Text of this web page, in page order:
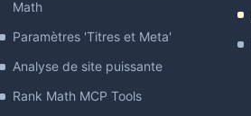
Math
Paramètres 'Titres et Meta'
Analyse de site puissante
Rank Math MCP Tools